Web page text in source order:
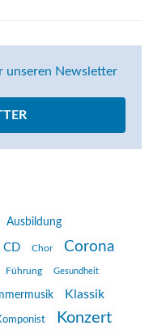
unseren Newsletter
Ausbildung
CD Chor Corona
Führung Gesundheit
Klassik
Konzert